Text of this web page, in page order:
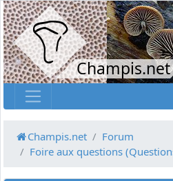
Champis.net
Champis.net
Forum
Foire aux questions